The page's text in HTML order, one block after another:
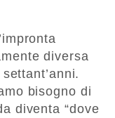
diversa
bisogno di
diventa “dove